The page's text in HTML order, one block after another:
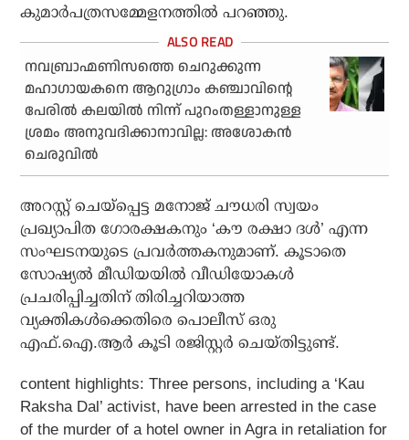
കുമാര്‍പത്രസമ്മേളനത്തില്‍ പറഞ്ഞു.
നവബ്രാഹ്മണിസത്തെ ചെറുക്കുന്ന
മഹാഗായകനെ ആറുഗ്രാം കഞ്ചാവിന്റെ
പേരിൽ കലയിൽ നിന്ന് പുറംതള്ളാനുള്ള
ശ്രമം അനുവദിക്കാനാവില്ല: അശോകൻ
ചെരുവിൽ
അറസ്റ്റ് ചെയ്പ്പെട്ട മനോജ് ചൗധരി സ്വയം
പ്രഖ്യാപിത ഗോരക്ഷകനും ‘കൗ രക്ഷാ ദള്‍’ എന്ന
സംഘടനയുടെ പ്രവര്‍ത്തകനുമാണ്. കൂടാതെ
സോഷ്യല്‍ മീഡിയയില്‍ വീഡിയോകള്‍
പ്രചരിപ്പിച്ചതിന് തിരിച്ചറിയാത്ത
വ്യക്തികള്‍ക്കെതിരെ പൊലീസ് ഒരു
എഫ്.ഐ.ആര്‍ കൂടി രജിസ്റ്റര്‍ ചെയ്തിട്ടുണ്ട്.
content highlights:Three persons, including a ‘Kau
Raksha Dal’ activist, have been arrested in the case
of the murder of a hotel owner in Agra in retaliation for